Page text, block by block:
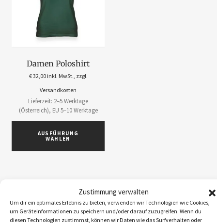
Zustimmung verwalten
Um dir ein optimales Erlebnis zu bieten, verwenden wir Technologien wie Cookies,
um Geräteinformationen zu speichern und/oder darauf zuzugreifen. Wenn du
diesen Technologien zustimmst, können wir Daten wie das Surfverhalten oder
Damen Poloshirt
€32,00 inkl. MwSt., zzgl.
Versandkosten
Lieferzeit: 2–5 Werktage
(Österreich), EU 5–10 Werktage
AUSFÜHRUNG
WÄHLEN
ABOS
1
ACCESSOIRES